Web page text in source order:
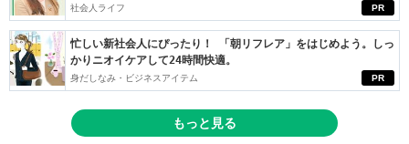
PR
社会人ライフ
PR
忙しい新社会人にぴったり！ 「朝リフレア」をはじめよう。しっ
かりニオイケアして24時間快適。
身だしなみ・ビジネスアイテム
もっと見る